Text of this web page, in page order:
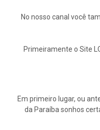
No nosso canal você
Primeiramente o Site
Em primeiro lugar, ou
da Paraíba sonhos